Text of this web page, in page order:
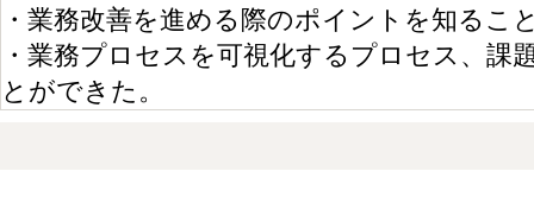
・ 業務改善を進める際のポイントを知るこ
・ 業務プロセスを可視化するプロセス、課
とができた。